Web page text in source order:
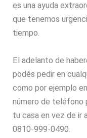
es una ayuda
que tenemos
tiempo.
El adelanto de
podés pedir en
como por ejemplo
número de teléfono
tu casa en vez de ir
0810-999-0490.